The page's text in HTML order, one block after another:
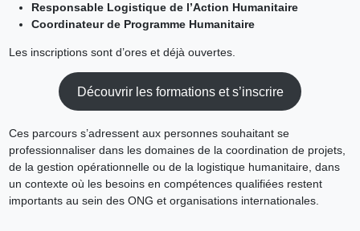
Responsable Logistique de l’Action Humanitaire
Coordinateur de Programme Humanitaire
Les inscriptions sont d’ores et déjà ouvertes.
Découvrir les formations et s’inscrire
Ces parcours s’adressent aux personnes souhaitant se
professionnaliser dans les domaines de la coordination de projets,
de la gestion opérationnelle ou de la logistique humanitaire, dans
un contexte où les besoins en compétences qualifiées restent
importants au sein des ONG et organisations internationales.